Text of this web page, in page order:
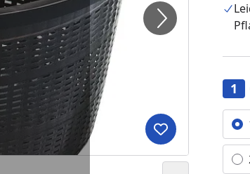
Produkt zur
Alle